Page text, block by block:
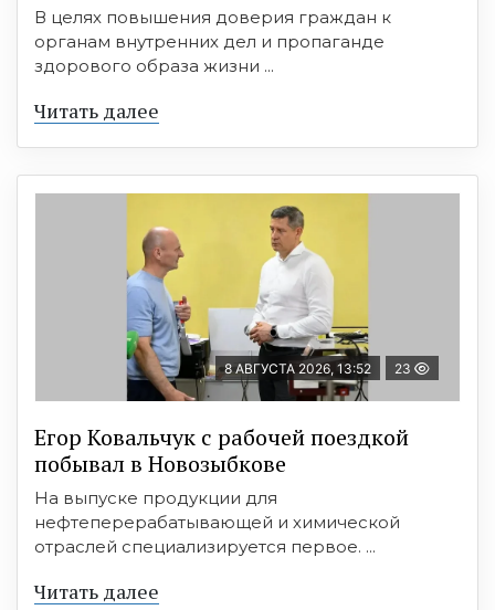
В целях повышения доверия граждан к
органам внутренних дел и пропаганде
здорового образа жизни ...
Читать далее
8 АВГУСТА 2026, 13:52 23
Егор Ковальчук с рабочей поездкой
побывал в Новозыбкове
На выпуске продукции для
нефтеперерабатывающей и химической
отраслей специализируется первое. ...
Читать далее